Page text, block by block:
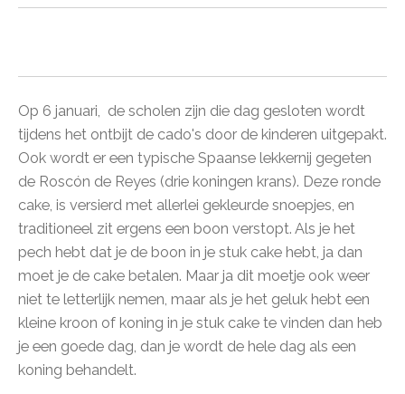
Op 6 januari, de scholen zijn die dag gesloten wordt
tijdens het ontbijt de cado's door de kinderen uitgepakt.
Ook wordt er een typische Spaanse lekkernij gegeten
de Roscón de Reyes (drie koningen krans). Deze ronde
cake, is versierd met allerlei gekleurde snoepjes, en
traditioneel zit ergens een boon verstopt. Als je het
pech hebt dat je de boon in je stuk cake hebt, ja dan
moet je de cake betalen. Maar ja dit moetje ook weer
niet te letterlijk nemen, maar als je het geluk hebt een
kleine kroon of koning in je stuk cake te vinden dan heb
je een goede dag, dan je wordt de hele dag als een
koning behandelt.